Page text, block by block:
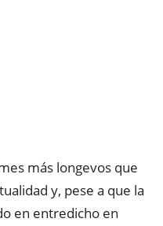
más longevos que
y, pese a que la
en entredicho en